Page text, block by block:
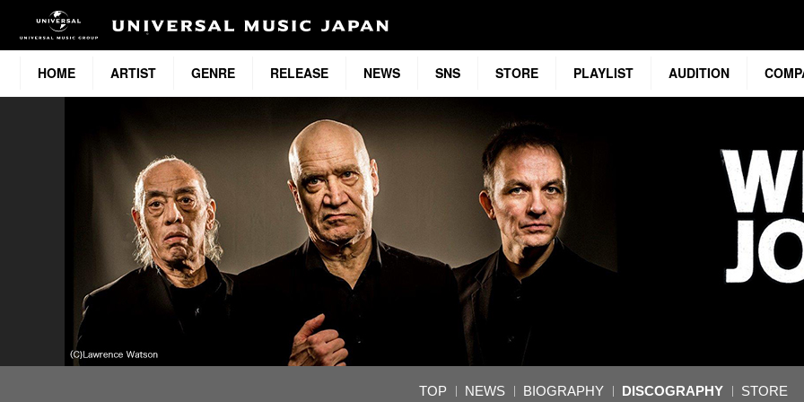
HOME ARTIST GENRE RELEASE NEWS SNS STORE PLAYLIST AUDITION
TOP NEWS BIOGRAPHY DISCOGRAPHY STORE